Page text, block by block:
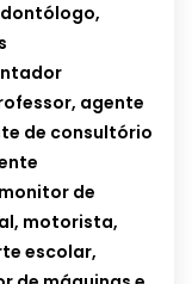
agente
de consultório
de
motorista,
escolar,